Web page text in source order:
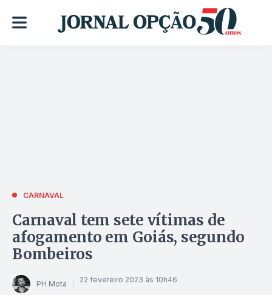
CARNAVAL
Carnaval tem sete vítimas de
afogamento em Goiás, segundo
Bombeiros
PH Mota 22 fevereiro 2023 às 10h46